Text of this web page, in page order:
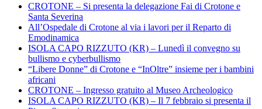
CROTONE – Si presenta la delegazione Fai di Crotone e
Santa Severina
All’Ospedale di Crotone al via i lavori per il Reparto di
Emodinamica
ISOLA CAPO RIZZUTO (KR) – Lunedì il convegno su
bullismo e cyberbullismo
“Libere Donne” di Crotone e “InOltre” insieme per i bambini
africani
CROTONE – Ingresso gratuito al Museo Archeologico
ISOLA CAPO RIZZUTO (KR) – Il 7 febbraio si presenta il